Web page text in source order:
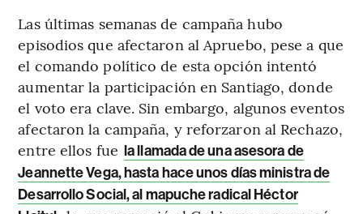
Las últimas semanas de campaña hubo
episodios que afectaron al Apruebo, pese a que
el comando político de esta opción intentó
aumentar la participación en Santiago, donde
el voto era clave. Sin embargo, algunos eventos
afectaron la campaña, y reforzaron al Rechazo,
entre ellos fue la llamada de una asesora de
Jeannette Vega, hasta hace unos días ministra de
Desarrollo Social, al mapuche radical Héctor